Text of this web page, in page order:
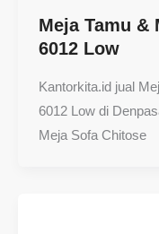
Meja Tamu &
6012 Low
Kantorkita.id jual
6012 Low di
Meja Sofa Chitose